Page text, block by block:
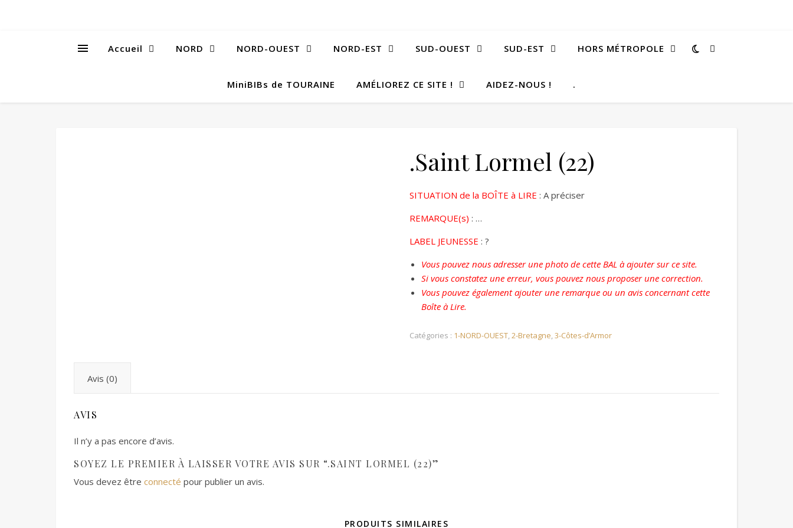
Accueil NORD NORD-OUEST NORD-EST SUD-OUEST SUD-EST HORS MÉTROPOLE
MiniBIBs de TOURAINE AMÉLIOREZ CE SITE ! AIDEZ-NOUS ! .
.Saint Lormel (22)
SITUATION de la BOÎTE à LIRE : A préciser
REMARQUE(s) : …
LABEL JEUNESSE : ?
Vous pouvez nous adresser une photo de cette BAL à ajouter sur ce site.
Si vous constatez une erreur, vous pouvez nous proposer une correction.
Vous pouvez également ajouter une remarque ou un avis concernant cette
Boîte à Lire.
Catégories : 1-NORD-OUEST,2-Bretagne,3-Côtes-d’Armor
Avis (0)
AVIS
Il n’y a pas encore d’avis.
SOYEZ LE PREMIER À LAISSER VOTRE AVIS SUR “.SAINT LORMEL (22)”
Vous devez être connecté pour publier un avis.
PRODUITS SIMILAIRES